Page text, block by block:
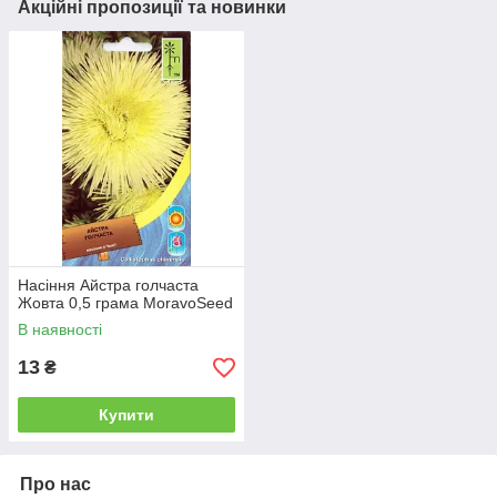
Акційні пропозиції та новинки
Насіння Айстра голчаста
Жовта 0,5 грама MoravoSeed
В наявності
13 ₴
Купити
Про нас